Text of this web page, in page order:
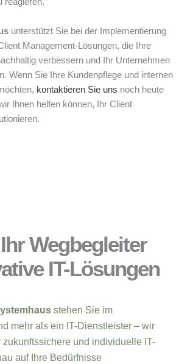
unterstützt Sie bei der Implementierung
Management-Lösungen, die Ihre
verbessern und Ihr Unternehmen
Wenn Sie Ihre Kundenpflege und internen
kontaktieren Sie uns noch heute
Ihnen helfen können, Ihr Client
Wegbegleiter
IT-Lösungen
stehen Sie im
mehr als ein IT-Dienstleister – wir
zukunftssichere und individuelle IT-
auf Ihre Bedürfnisse